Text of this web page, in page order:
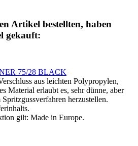
Artikel bestellten, haben
gekauft:
75/28 BLACK
aus leichten Polypropylen,
Material erlaubt es, sehr dünne, aber
herzustellen.
gilt: Made in Europe.